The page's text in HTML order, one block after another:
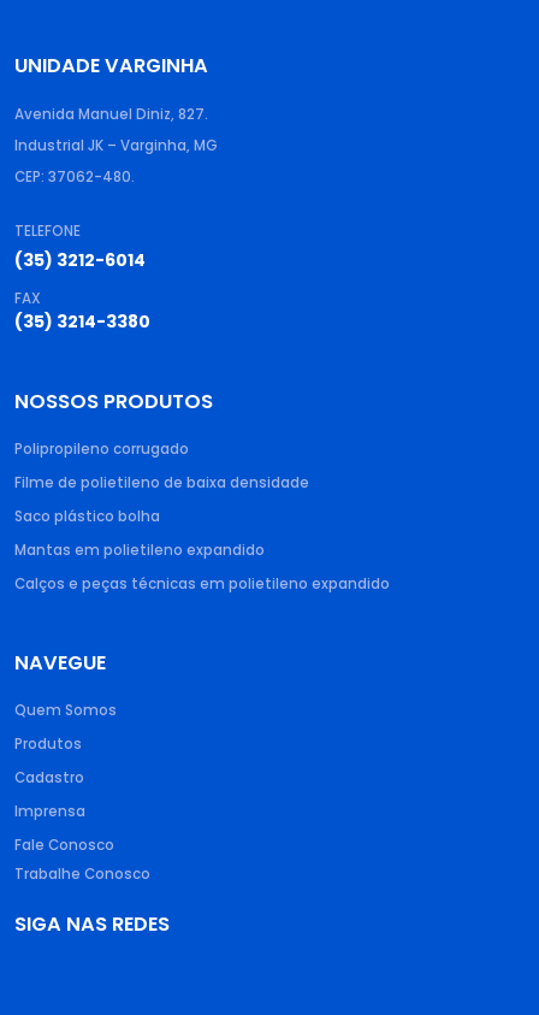
UNIDADE VARGINHA
Avenida Manuel Diniz, 827.
Industrial JK – Varginha, MG
CEP: 37062-480.
TELEFONE
(35) 3212-6014
FAX
(35) 3214-3380
NOSSOS PRODUTOS
Polipropileno corrugado​
Filme de polietileno de baixa densidade​
Saco plástico bolha​
Mantas em polietileno expandido​
Calços e peças técnicas em polietileno expandido
NAVEGUE
Quem Somos
Produtos
Cadastro
Imprensa
Fale Conosco
Trabalhe Conosco
SIGA NAS REDES